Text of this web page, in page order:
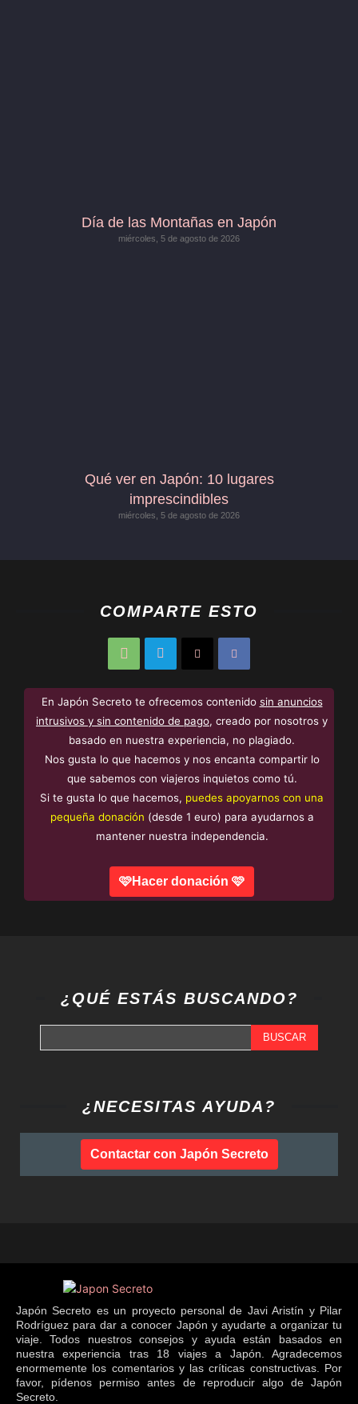
Día de las Montañas en Japón
miércoles, 5 de agosto de 2026
Qué ver en Japón: 10 lugares
imprescindibles
miércoles, 5 de agosto de 2026
COMPARTE ESTO
En Japón Secreto te ofrecemos contenido sin anuncios
intrusivos y sin contenido de pago, creado por nosotros y
basado en nuestra experiencia, no plagiado.
Nos gusta lo que hacemos y nos encanta compartir lo
que sabemos con viajeros inquietos como tú.
Si te gusta lo que hacemos, puedes apoyarnos con una
pequeña donación (desde 1 euro) para ayudarnos a
mantener nuestra independencia.
🩷Hacer donación 🩷
¿QUÉ ESTÁS BUSCANDO?
BUSCAR
¿NECESITAS AYUDA?
Contactar con Japón Secreto
Japón Secreto es un proyecto personal de Javi Aristín y Pilar
Rodríguez para dar a conocer Japón y ayudarte a organizar tu
viaje. Todos nuestros consejos y ayuda están basados en
nuestra experiencia tras 18 viajes a Japón. Agradecemos
enormemente los comentarios y las críticas constructivas. Por
favor, pídenos permiso antes de reproducir algo de Japón
Secreto.